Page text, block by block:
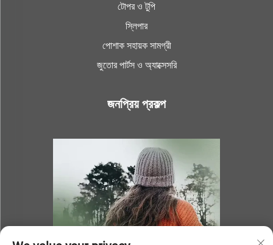
টোপর ও টুপি
স্লিপার
পোশাক সহায়ক সামগ্রী
জুতোর পার্টস ও অ্যাক্সেসরি
জনপ্রিয় প্রকল্প